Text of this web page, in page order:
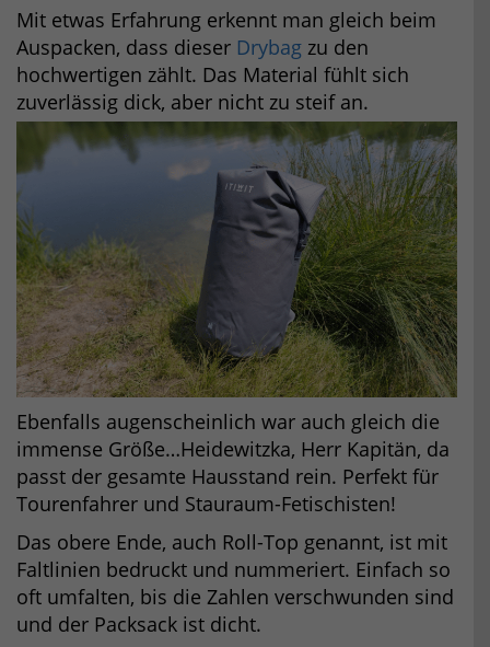
Mit etwas Erfahrung erkennt man gleich beim
Auspacken, dass dieser Drybag zu den
hochwertigen zählt. Das Material fühlt sich
zuverlässig dick, aber nicht zu steif an.
Ebenfalls augenscheinlich war auch gleich die
immense Größe…Heidewitzka, Herr Kapitän, da
passt der gesamte Hausstand rein. Perfekt für
Tourenfahrer und Stauraum-Fetischisten!
Das obere Ende, auch Roll-Top genannt, ist mit
Faltlinien bedruckt und nummeriert. Einfach so
oft umfalten, bis die Zahlen verschwunden sind
und der Packsack ist dicht.